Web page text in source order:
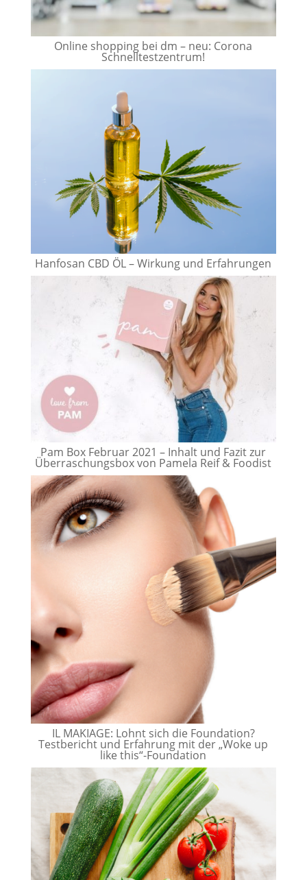
Online shopping bei dm – neu: Corona
Schnelltestzentrum!
Hanfosan CBD ÖL – Wirkung und Erfahrungen
Pam Box Februar 2021 – Inhalt und Fazit zur
Überraschungsbox von Pamela Reif & Foodist
IL MAKIAGE: Lohnt sich die Foundation?
Testbericht und Erfahrung mit der „Woke up
like this“-Foundation